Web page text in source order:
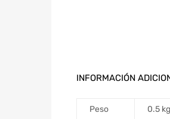
INFORMACIÓN
Peso 0.5 kg